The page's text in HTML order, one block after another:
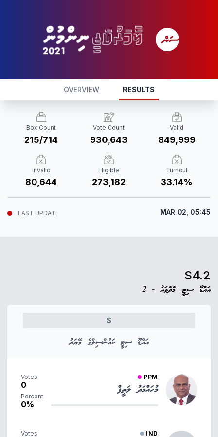
RESULTS
OVERVIEW
Box Count
215/714
Vote Count
930,643
Valid
849,999
Invalid
80,644
Eligible
273,182
Turnout
33.14%
LAST UPDATE MAR 02, 05:45
S4.2
އައްޑޫ ސިޓީ، މެދެވައު - 2
S
އައްޑޫ ސިޓީ ކައުންސިލްގެ މޭޔަރު
PPM
މުހައްމަދު ލަތީފް
Votes
0
Percent
0%
IND
Votes